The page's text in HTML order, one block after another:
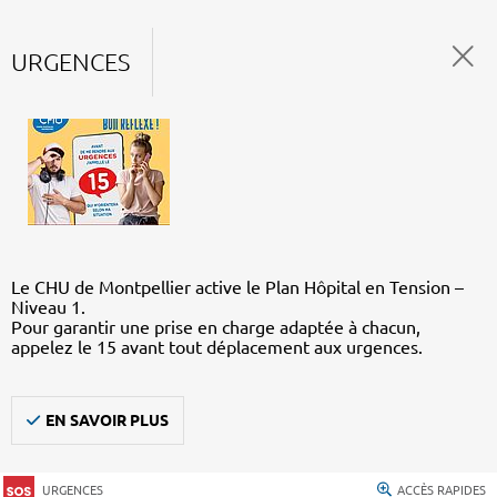
URGENCES
Le CHU de Montpellier active le Plan Hôpital en Tension –
Niveau 1.
Pour garantir une prise en charge adaptée à chacun,
appelez le 15 avant tout déplacement aux urgences.
EN SAVOIR PLUS
URGENCES ACCÈS RAPIDES